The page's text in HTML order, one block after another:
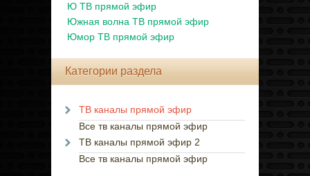
Ю ТВ прямой эфир
Южная волна ТВ прямой эфир
Юмор ТВ прямой эфир
Категории раздела
ТВ каналы прямой эфир
Все тв каналы прямой эфир
ТВ каналы прямой эфир 2
Все тв каналы прямой эфир